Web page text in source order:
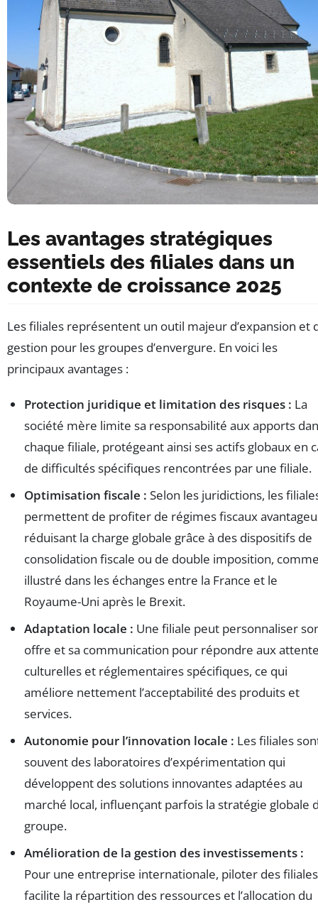
Les avantages stratégiques
essentiels des filiales dans un
contexte de croissance 2025
Les filiales représentent un outil majeur d’expansion et
gestion pour les groupes d’envergure. En voici les
principaux avantages :
Protection juridique et limitation des risques : La
société mère limite sa responsabilité aux apports
chaque filiale, protégeant ainsi ses actifs globaux en
de difficultés spécifiques rencontrées par une filiale.
Optimisation fiscale : Selon les juridictions, les
permettent de profiter de régimes fiscaux
réduisant la charge globale grâce à des dispositifs de
consolidation fiscale ou de double imposition,
illustré dans les échanges entre la France et le
Royaume-Uni après le Brexit.
Adaptation locale : Une filiale peut personnaliser
offre et sa communication pour répondre aux
culturelles et réglementaires spécifiques, ce qui
améliore nettement l’acceptabilité des produits et
services.
Autonomie pour l’innovation locale : Les filiales
souvent des laboratoires d’expérimentation qui
développent des solutions innovantes adaptées au
marché local, influençant parfois la stratégie globale
groupe.
Amélioration de la gestion des investissements :
Pour une entreprise internationale, piloter des filiales
facilite la répartition des ressources et l’allocation du